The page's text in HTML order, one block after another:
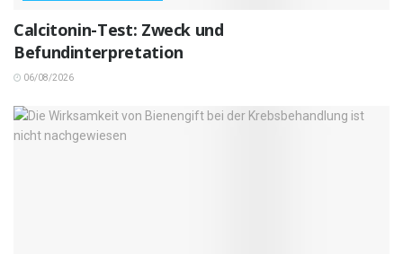
Calcitonin-Test: Zweck und
Befundinterpretation
06/08/2026